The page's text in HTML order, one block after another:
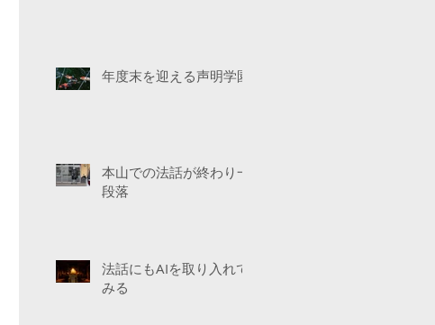
年度末を迎える声明学園
本山での法話が終わり一
段落
法話にもAIを取り入れて
みる